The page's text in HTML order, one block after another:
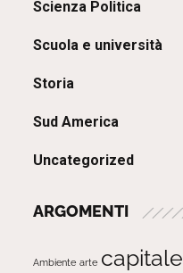
Scienza Politica
Scuola e università
Storia
Sud America
Uncategorized
ARGOMENTI
Ambiente arte capitale